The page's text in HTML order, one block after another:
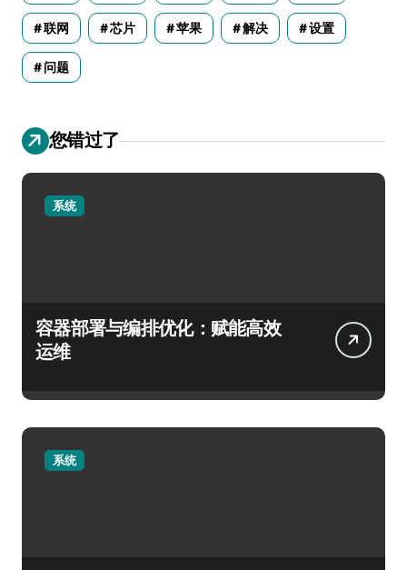
联网 芯片 苹果 解决 设置
问题
您错过了
系统
容器部署与编排优化：赋能高效
运维
系统